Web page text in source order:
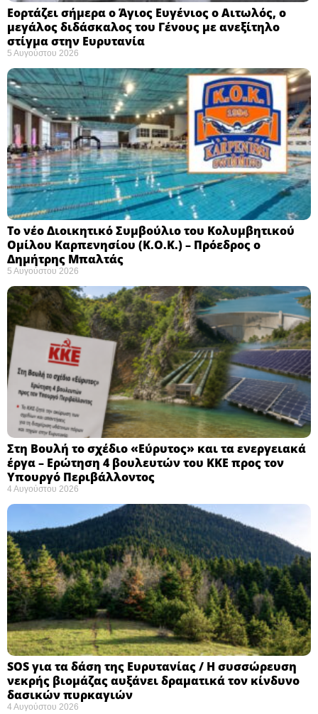
Εορτάζει σήμερα ο Άγιος Ευγένιος ο Αιτωλός, ο
μεγάλος διδάσκαλος του Γένους με ανεξίτηλο
στίγμα στην Ευρυτανία
5 Αυγούστου 2026
Το νέο Διοικητικό Συμβούλιο του Κολυμβητικού
Ομίλου Καρπενησίου (Κ.Ο.Κ.) – Πρόεδρος ο
Δημήτρης Μπαλτάς
5 Αυγούστου 2026
Στη Βουλή το σχέδιο «Εύρυτος» και τα ενεργειακά
έργα – Ερώτηση 4 βουλευτών του ΚΚΕ προς τον
Υπουργό Περιβάλλοντος
4 Αυγούστου 2026
SOS για τα δάση της Ευρυτανίας / Η συσσώρευση
νεκρής βιομάζας αυξάνει δραματικά τον κίνδυνο
δασικών πυρκαγιών
4 Αυγούστου 2026